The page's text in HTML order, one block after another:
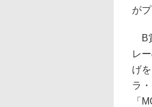
が
B
レ
げ
ラ
「